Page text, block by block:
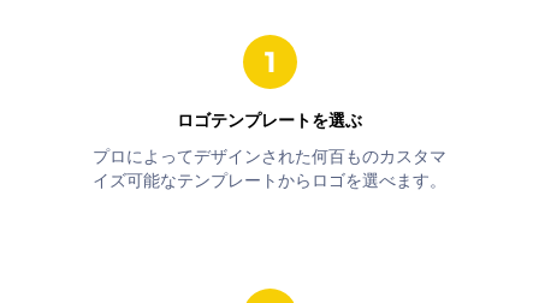
ロゴテンプレートを選ぶ
プロによってデザインされた何百ものカスタマ
イズ可能なテンプレートからロゴを選べます。